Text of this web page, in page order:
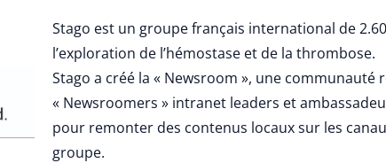
Stago est un groupe français international de
l’exploration de l’hémostase et de la thrombose.
Stago a créé la « Newsroom », une communauté
« Newsroomers » intranet leaders et
pour remonter des contenus locaux sur les
groupe.